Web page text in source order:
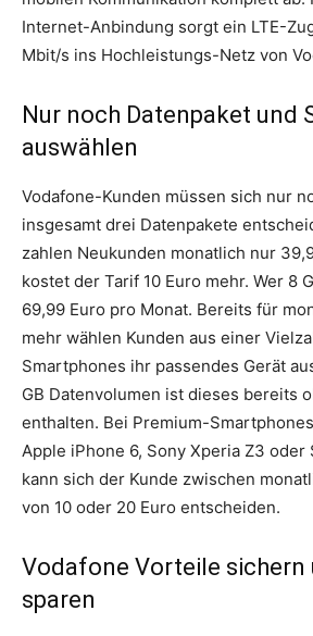
Internet-Anbindung sorgt ein LTE-
Mbit/s ins Hochleistungs-Netz von
Nur noch Datenpaket und
auswählen
Vodafone-Kunden müssen sich nur
insgesamt drei Datenpakete
zahlen Neukunden monatlich nur
kostet der Tarif 10 Euro mehr. Wer 8
69,99 Euro pro Monat. Bereits für
mehr wählen Kunden aus einer
Smartphones ihr passendes Gerät
GB Datenvolumen ist dieses bereits
enthalten. Bei Premium-
Apple iPhone 6, Sony Xperia Z3 oder
kann sich der Kunde zwischen
von 10 oder 20 Euro entscheiden.
Vodafone Vorteile sichern
sparen